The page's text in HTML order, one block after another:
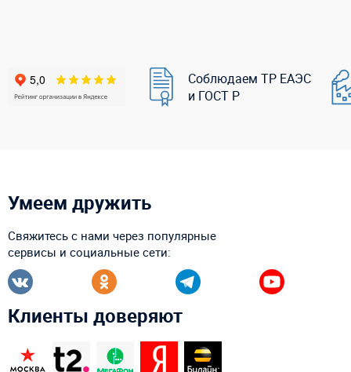
Соблюдаем ТР ЕАЭС
и ГОСТ Р
Умеем дружить
Свяжитесь с нами через популярные
сервисы и социальные сети:
Клиенты доверяют